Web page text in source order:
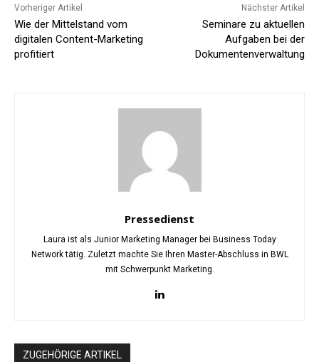
Vorheriger Artikel
Wie der Mittelstand vom
digitalen Content-Marketing
profitiert
Nächster Artikel
Seminare zu aktuellen
Aufgaben bei der
Dokumentenverwaltung
Pressedienst
Laura ist als Junior Marketing Manager bei Business Today
Network tätig. Zuletzt machte Sie Ihren Master-Abschluss in BWL
mit Schwerpunkt Marketing.
ZUGEHÖRIGE ARTIKEL